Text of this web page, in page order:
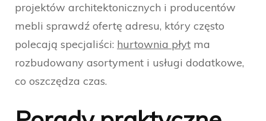
projektów architektonicznych i producentów
mebli sprawdź ofertę adresu, który często
polecają specjaliści: hurtownia płyt ma
rozbudowany asortyment i usługi dodatkowe,
co oszczędza czas.